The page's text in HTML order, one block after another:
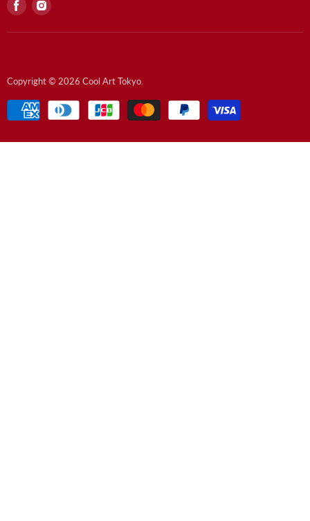
見
Facebook
見
Instagram
Copyright © 2026 Cool Art Tokyo.